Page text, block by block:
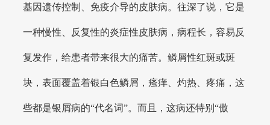
基因遗传控制、免疫介导的皮肤病。往深了说，它是
一种慢性、反复性的炎症性皮肤病，病程长，容易反
复发作，给患者带来很大的痛苦。鳞屑性红斑或斑
块，表面覆盖着银白色鳞屑，瘙痒、灼热、疼痛，这
些都是银屑病的“代名词”。而且，这病还特别“傲